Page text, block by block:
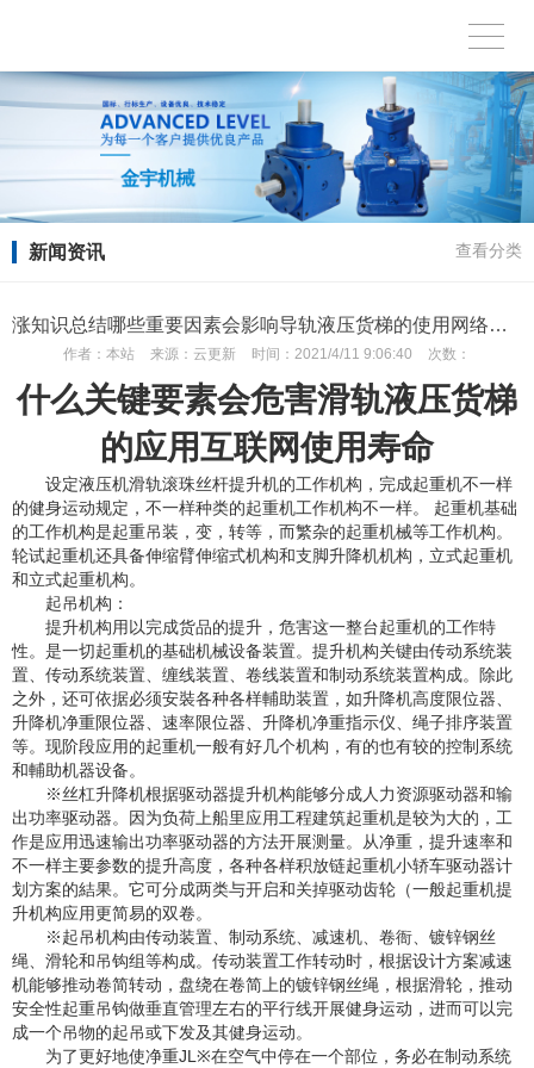
新闻资讯 查看分类
涨知识总结哪些重要因素会影响导轨液压货梯的使用网络寿命
作者： 本站 来源： 云更新 时间： 2021/4/11 9:06:40 次数：
什么关键要素会危害滑轨液压货梯
的应用互联网使用寿命
设定液压机滑轨滚珠丝杆提升机的工作机构，完成起重机不一样
的健身运动规定，不一样种类的起重机工作机构不一样。 起重机基础
的工作机构是起重吊装，变，转等，而繁杂的起重机械等工作机构。
轮试起重机还具备伸缩臂伸缩式机构和支脚升降机机构，立式起重机
和立式起重机构。
起吊机构：
提升机构用以完成货品的提升，危害这一整台起重机的工作特
性。是一切起重机的基础机械设备装置。提升机构关键由传动系统装
置、传动系统装置、缠线装置、卷线装置和制动系统装置构成。除此
之外，还可依据必须安裝各种各样輔助装置，如升降机高度限位器、
升降机净重限位器、速率限位器、升降机净重指示仪、绳子排序装置
等。现阶段应用的起重机一般有好几个机构，有的也有较的控制系统
和輔助机器设备。
※丝杠升降机根据驱动器提升机构能够分成人力资源驱动器和输
出功率驱动器。因为负荷上船里应用工程建筑起重机是较为大的，工
作是应用迅速输出功率驱动器的方法开展测量。从净重，提升速率和
不一样主要参数的提升高度，各种各样积放链起重机小轿车驱动器计
划方案的結果。它可分成两类与开启和关掉驱动齿轮（一般起重机提
升机构应用更简易的双卷。
※起吊机构由传动装置、制动系统、减速机、卷衙、镀锌钢丝
绳、滑轮和吊钩组等构成。传动装置工作转动时，根据设计方案减速
机能够推动卷简转动，盘绕在卷简上的镀锌钢丝绳，根据滑轮，推动
安全性起重吊钩做垂直管理左右的平行线开展健身运动，进而可以完
成一个吊物的起吊或下发及其健身运动。
为了更好地使净重JL※在空气中停在一个部位，务必在制动系统